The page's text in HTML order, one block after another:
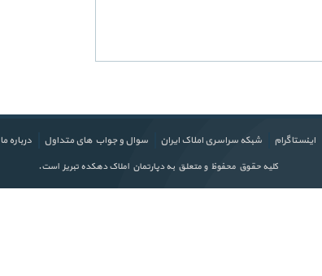
اینستاگرام شبکه سراسری املاک ایران سوال و جواب های متداول درباره ما
کلیه حقوق محفوظ و متعلق به دپارتمان املاک دهکده تبریز است.